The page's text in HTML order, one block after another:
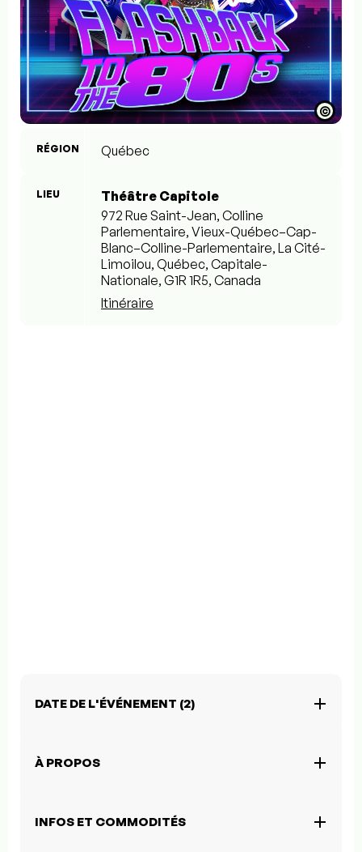
©
RÉGION Québec
LIEU
Théâtre Capitole
972 Rue Saint-Jean, Colline
Parlementaire, Vieux-Québec–Cap-
Blanc–Colline-Parlementaire, La Cité-
Limoilou, Québec, Capitale-
Nationale, G1R 1R5, Canada
Itinéraire
DATE DE L'ÉVÉNEMENT (2)
À PROPOS
INFOS ET COMMODITÉS